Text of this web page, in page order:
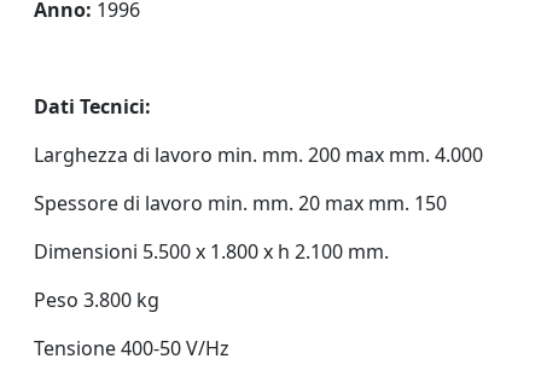
Anno: 1996
Dati Tecnici:
Larghezza di lavoro min. mm. 200 max mm. 4.000
Spessore di lavoro min. mm. 20 max mm. 150
Dimensioni 5.500 x 1.800 x h 2.100 mm.
Peso 3.800 kg
Tensione 400-50 V/Hz